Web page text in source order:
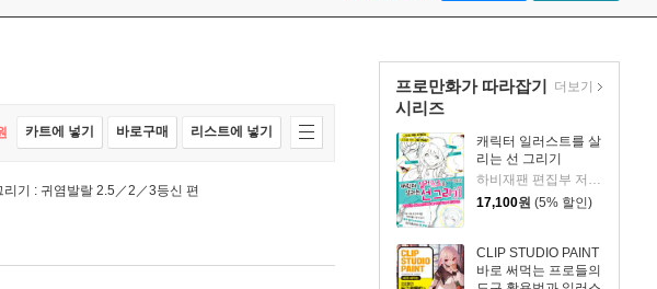
프로만화가 따라잡기
시리즈
캐릭터 일러스트를 살
리는 선 그리기
하비재팬 편집부 저/김건용 역
17,100원 (5% 할인)
CLIP STUDIO PAINT
바로 써먹는 프로들의
더보기
카트에 넣기 바로구매 리스트에 넣기
기 : 귀염발랄 2.5／2／3등신 편